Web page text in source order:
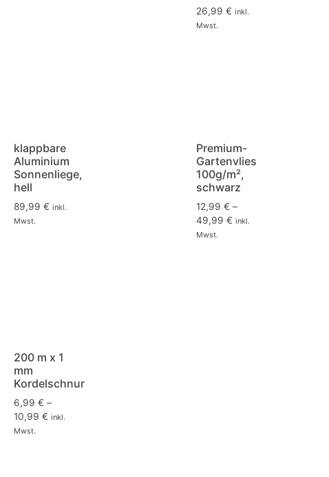
26,99 € inkl.
Mwst.
klappbare
Aluminium
Sonnenliege,
hell
89,99 € inkl.
Mwst.
Premium-
Gartenvlies
100g/m²,
schwarz
12,99 € –
49,99 € inkl.
Mwst.
200 m x 1
mm
Kordelschnur
6,99 € –
10,99 € inkl.
Mwst.